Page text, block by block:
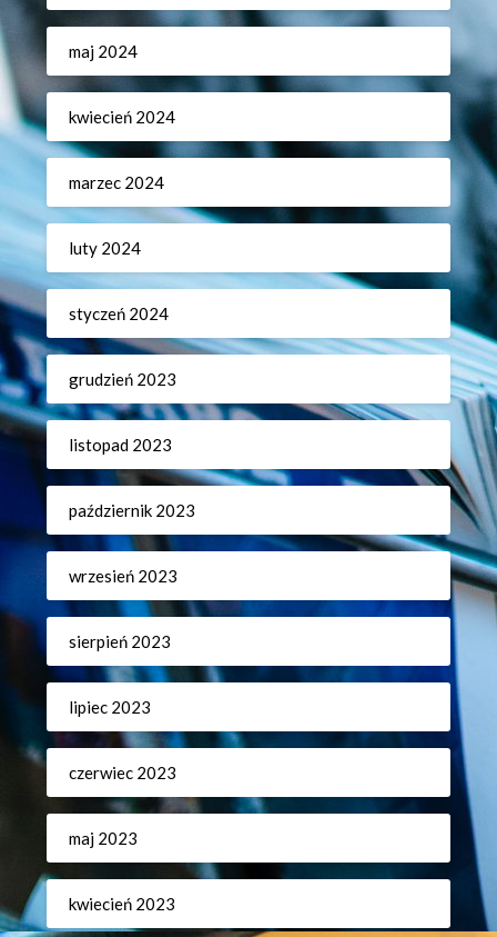
maj 2024
kwiecień 2024
marzec 2024
luty 2024
styczeń 2024
grudzień 2023
listopad 2023
październik 2023
wrzesień 2023
sierpień 2023
lipiec 2023
czerwiec 2023
maj 2023
kwiecień 2023